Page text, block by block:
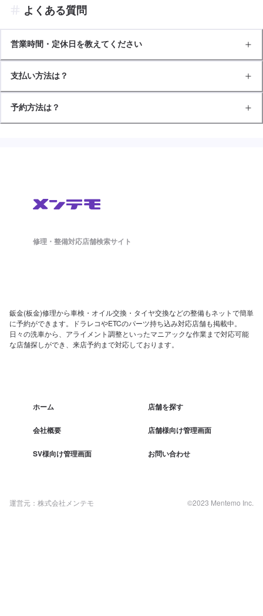
よくある質問
営業時間・定休日を教えてください
支払い方法は？
予約方法は？
修理・整備対応店舗検索サイト
鈑金(板金)修理から車検・オイル交換・タイヤ交換などの整備もネットで簡単
に予約ができます。ドラレコやETCのパーツ持ち込み対応店舗も掲載中。
日々の洗車から、アライメント調整といったマニアックな作業まで対応可能
な店舗探しができ、来店予約まで対応しております。
ホーム 店舗を探す
会社概要 店舗様向け管理画面
SV様向け管理画面 お問い合わせ
運営元：株式会社メンテモ ©2023 Mentemo Inc.